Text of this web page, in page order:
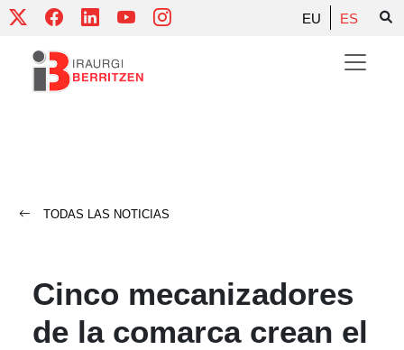
Skip
content
EU ES
TODAS LAS NOTICIAS
Cinco mecanizadores
de la comarca crean el